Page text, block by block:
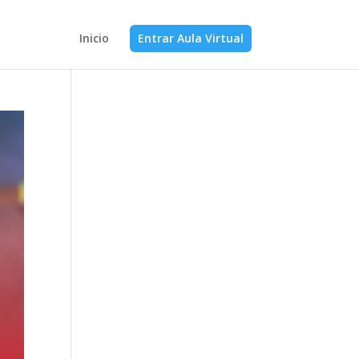
Inicio Entrar Aula Virtual